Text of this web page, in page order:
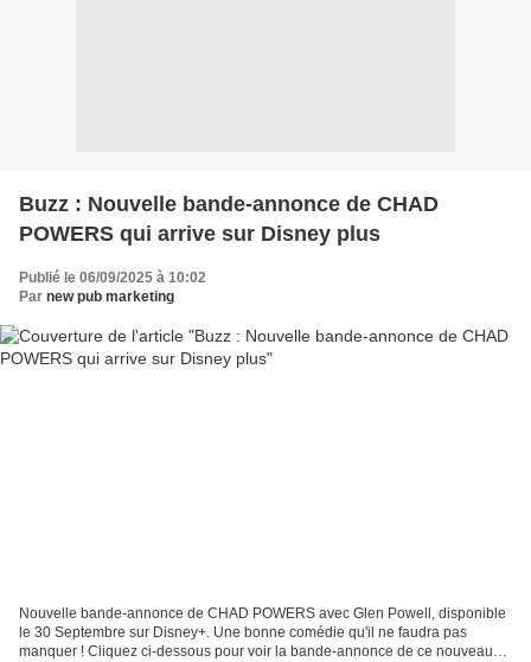
Buzz : Nouvelle bande-annonce de CHAD
POWERS qui arrive sur Disney plus
Publié le 06/09/2025 à 10:02
Par new pub marketing
Nouvelle bande-annonce de CHAD POWERS avec Glen Powell, disponible
le 30 Septembre sur Disney+. Une bonne comédie qu'il ne faudra pas
manquer ! Cliquez ci-dessous pour voir la bande-annonce de ce nouveau